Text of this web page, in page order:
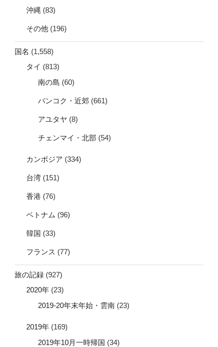
沖縄 (83)
その他 (196)
国名 (1,558)
タイ (813)
南の島 (60)
バンコク・近郊 (661)
アユタヤ (8)
チェンマイ・北部 (54)
カンボジア (334)
台湾 (151)
香港 (76)
ベトナム (96)
韓国 (33)
フランス (77)
旅の記録 (927)
2020年 (23)
2019-20年末年始・雲南 (23)
2019年 (169)
2019年10月一時帰国 (34)